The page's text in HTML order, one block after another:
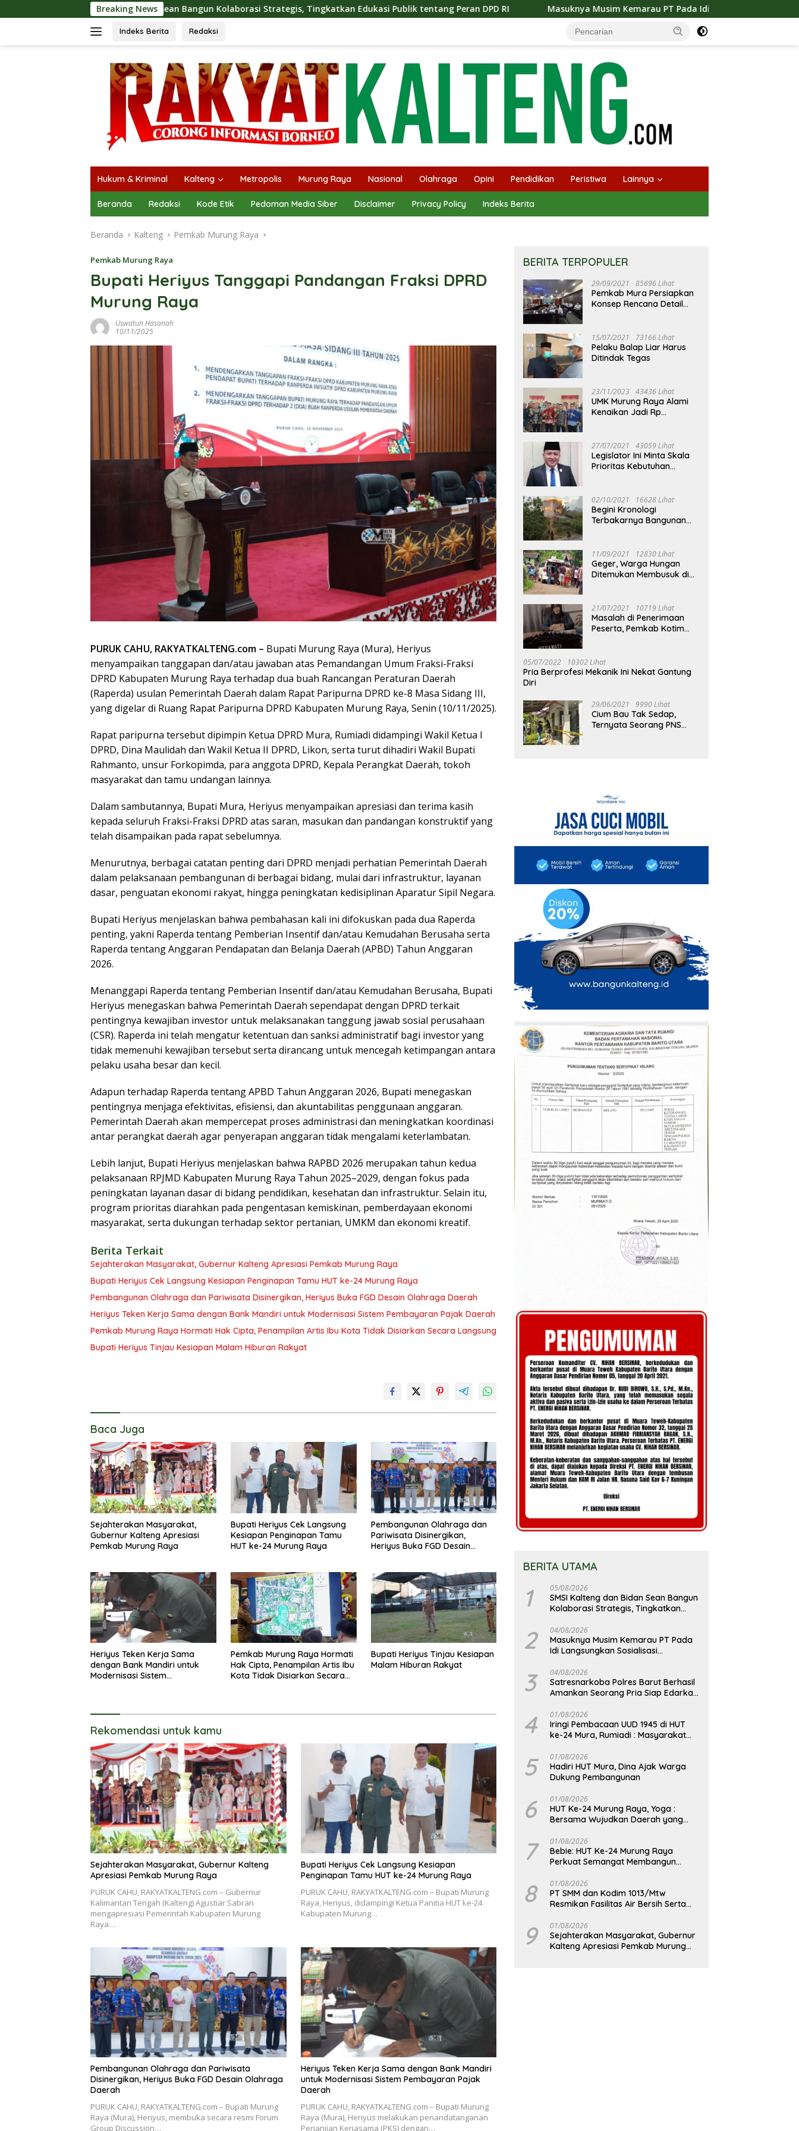
ke
Breaking News
dan Bidan Sean Bangun Kolaborasi Strategis, Tingkatkan Edukasi Publik tentang Peran DPD RI Masuknya Musim Kemarau PT Pada Idi Langsungkan Sosialisasi Himbauan Karhutla
Indeks Berita Redaksi
Hukum & Kriminal Kalteng Metropolis Murung Raya Nasional Olahraga Opini Pendidikan Peristiwa Lainnya
Beranda Redaksi Kode Etik Pedoman Media Siber Disclaimer Privacy Policy Indeks Berita
Beranda Kalteng Pemkab Murung Raya
Pemkab Murung Raya
Bupati Heriyus Tanggapi Pandangan Fraksi DPRD
Murung Raya
Uswatun Hasanah
10/11/2025
PURUK CAHU, RAKYATKALTENG.com – Bupati Murung Raya (Mura), Heriyus
menyampaikan tanggapan dan/atau jawaban atas Pemandangan Umum Fraksi-Fraksi
DPRD Kabupaten Murung Raya terhadap dua buah Rancangan Peraturan Daerah
(Raperda) usulan Pemerintah Daerah dalam Rapat Paripurna DPRD ke-8 Masa Sidang III,
yang digelar di Ruang Rapat Paripurna DPRD Kabupaten Murung Raya, Senin (10/11/2025).
Rapat paripurna tersebut dipimpin Ketua DPRD Mura, Rumiadi didampingi Wakil Ketua I
DPRD, Dina Maulidah dan Wakil Ketua II DPRD, Likon, serta turut dihadiri Wakil Bupati
Rahmanto, unsur Forkopimda, para anggota DPRD, Kepala Perangkat Daerah, tokoh
masyarakat dan tamu undangan lainnya.
Dalam sambutannya, Bupati Mura, Heriyus menyampaikan apresiasi dan terima kasih
kepada seluruh Fraksi-Fraksi DPRD atas saran, masukan dan pandangan konstruktif yang
telah disampaikan pada rapat sebelumnya.
Menurutnya, berbagai catatan penting dari DPRD menjadi perhatian Pemerintah Daerah
dalam pelaksanaan pembangunan di berbagai bidang, mulai dari infrastruktur, layanan
dasar, penguatan ekonomi rakyat, hingga peningkatan kedisiplinan Aparatur Sipil Negara.
Bupati Heriyus menjelaskan bahwa pembahasan kali ini difokuskan pada dua Raperda
penting, yakni Raperda tentang Pemberian Insentif dan/atau Kemudahan Berusaha serta
Raperda tentang Anggaran Pendapatan dan Belanja Daerah (APBD) Tahun Anggaran
2026.
Menanggapi Raperda tentang Pemberian Insentif dan/atau Kemudahan Berusaha, Bupati
Heriyus menegaskan bahwa Pemerintah Daerah sependapat dengan DPRD terkait
pentingnya kewajiban investor untuk melaksanakan tanggung jawab sosial perusahaan
(CSR). Raperda ini telah mengatur ketentuan dan sanksi administratif bagi investor yang
tidak memenuhi kewajiban tersebut serta dirancang untuk mencegah ketimpangan antara
pelaku usaha besar dan kecil.
Adapun terhadap Raperda tentang APBD Tahun Anggaran 2026, Bupati menegaskan
pentingnya menjaga efektivitas, efisiensi, dan akuntabilitas penggunaan anggaran.
Pemerintah Daerah akan mempercepat proses administrasi dan meningkatkan koordinasi
antar perangkat daerah agar penyerapan anggaran tidak mengalami keterlambatan.
Lebih lanjut, Bupati Heriyus menjelaskan bahwa RAPBD 2026 merupakan tahun kedua
pelaksanaan RPJMD Kabupaten Murung Raya Tahun 2025–2029, dengan fokus pada
peningkatan layanan dasar di bidang pendidikan, kesehatan dan infrastruktur. Selain itu,
program prioritas diarahkan pada pengentasan kemiskinan, pemberdayaan ekonomi
masyarakat, serta dukungan terhadap sektor pertanian, UMKM dan ekonomi kreatif.
Berita Terkait
Sejahterakan Masyarakat, Gubernur Kalteng Apresiasi Pemkab Murung Raya
Bupati Heriyus Cek Langsung Kesiapan Penginapan Tamu HUT ke-24 Murung Raya
Pembangunan Olahraga dan Pariwisata Disinergikan, Heriyus Buka FGD Desain Olahraga Daerah
Heriyus Teken Kerja Sama dengan Bank Mandiri untuk Modernisasi Sistem Pembayaran Pajak Daerah
Pemkab Murung Raya Hormati Hak Cipta, Penampilan Artis Ibu Kota Tidak Disiarkan Secara Langsung
Bupati Heriyus Tinjau Kesiapan Malam Hiburan Rakyat
Baca Juga
Sejahterakan Masyarakat,
Gubernur Kalteng Apresiasi
Pemkab Murung Raya
Bupati Heriyus Cek Langsung
Kesiapan Penginapan Tamu
HUT ke-24 Murung Raya
Pembangunan Olahraga dan
Pariwisata Disinergikan,
Heriyus Buka FGD Desain
Heriyus Teken Kerja Sama
dengan Bank Mandiri untuk
Modernisasi Sistem
Pemkab Murung Raya Hormati
Hak Cipta, Penampilan Artis Ibu
Kota Tidak Disiarkan Secara
Bupati Heriyus Tinjau Kesiapan
Malam Hiburan Rakyat
Rekomendasi untuk kamu
Sejahterakan Masyarakat, Gubernur Kalteng
Apresiasi Pemkab Murung Raya
PURUK CAHU, RAKYATKALTENG.com – Gubernur
Kalimantan Tengah (Kalteng) Agustiar Sabran
mengapresiasi Pemerintah Kabupaten Murung
Raya…
Bupati Heriyus Cek Langsung Kesiapan
Penginapan Tamu HUT ke-24 Murung Raya
PURUK CAHU, RAKYATKALTENG.com – Bupati Murung
Raya, Heriyus, didampingi Ketua Panitia HUT ke-24
Kabupaten Murung…
Pembangunan Olahraga dan Pariwisata
Disinergikan, Heriyus Buka FGD Desain Olahraga
Daerah
PURUK CAHU, RAKYATKALTENG.com – Bupati Murung
Raya (Mura), Heriyus, membuka secara resmi Forum
Group Discussion…
Heriyus Teken Kerja Sama dengan Bank Mandiri
untuk Modernisasi Sistem Pembayaran Pajak
Daerah
PURUK CAHU, RAKYATKALTENG.com – Bupati Murung
Raya (Mura), Heriyus melakukan penandatanganan
Perjanjian Kerjasama (PKS) dengan…
BERITA TERPOPULER
29/09/2021 85696 Lihat
Pemkab Mura Persiapkan
Konsep Rencana Detail
15/07/2021 73166 Lihat
Pelaku Balap Liar Harus
Ditindak Tegas
23/11/2023 43436 Lihat
UMK Murung Raya Alami
Kenaikan Jadi Rp
27/07/2021 43059 Lihat
Legislator Ini Minta Skala
Prioritas Kebutuhan
02/10/2021 16628 Lihat
Begini Kronologi
Terbakarnya Bangunan
11/09/2021 12830 Lihat
Geger, Warga Hungan
Ditemukan Membusuk di
21/07/2021 10719 Lihat
Masalah di Penerimaan
Peserta, Pemkab Kotim
05/07/2022 10302 Lihat
Pria Berprofesi Mekanik Ini Nekat Gantung
Diri
29/06/2021 9990 Lihat
Cium Bau Tak Sedap,
Ternyata Seorang PNS
BERITA UTAMA
1 05/08/2026
SMSI Kalteng dan Bidan Sean Bangun
Kolaborasi Strategis, Tingkatkan
2 04/08/2026
Masuknya Musim Kemarau PT Pada
Idi Langsungkan Sosialisasi
3 04/08/2026
Satresnarkoba Polres Barut Berhasil
Amankan Seorang Pria Siap Edarkan
Gram
4 01/08/2026
Iringi Pembacaan UUD 1945 di HUT
ke-24 Mura, Rumiadi : Masyarakat
yang Lebih Besar
5 01/08/2026
Hadiri HUT Mura, Dina Ajak Warga
Dukung Pembangunan
6 01/08/2026
HUT Ke-24 Murung Raya, Yoga :
Bersama Wujudkan Daerah yang
7 01/08/2026
Bebie: HUT Ke-24 Murung Raya
Perkuat Semangat Membangun
8 01/08/2026
PT SMM dan Kodim 1013/Mtw
Resmikan Fasilitas Air Bersih Serta
Masyarakat
9 01/08/2026
Sejahterakan Masyarakat, Gubernur
Kalteng Apresiasi Pemkab Murung